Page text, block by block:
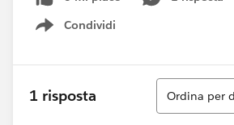
Condividi
Show menu
1 risposta
Ordina
Ordina per